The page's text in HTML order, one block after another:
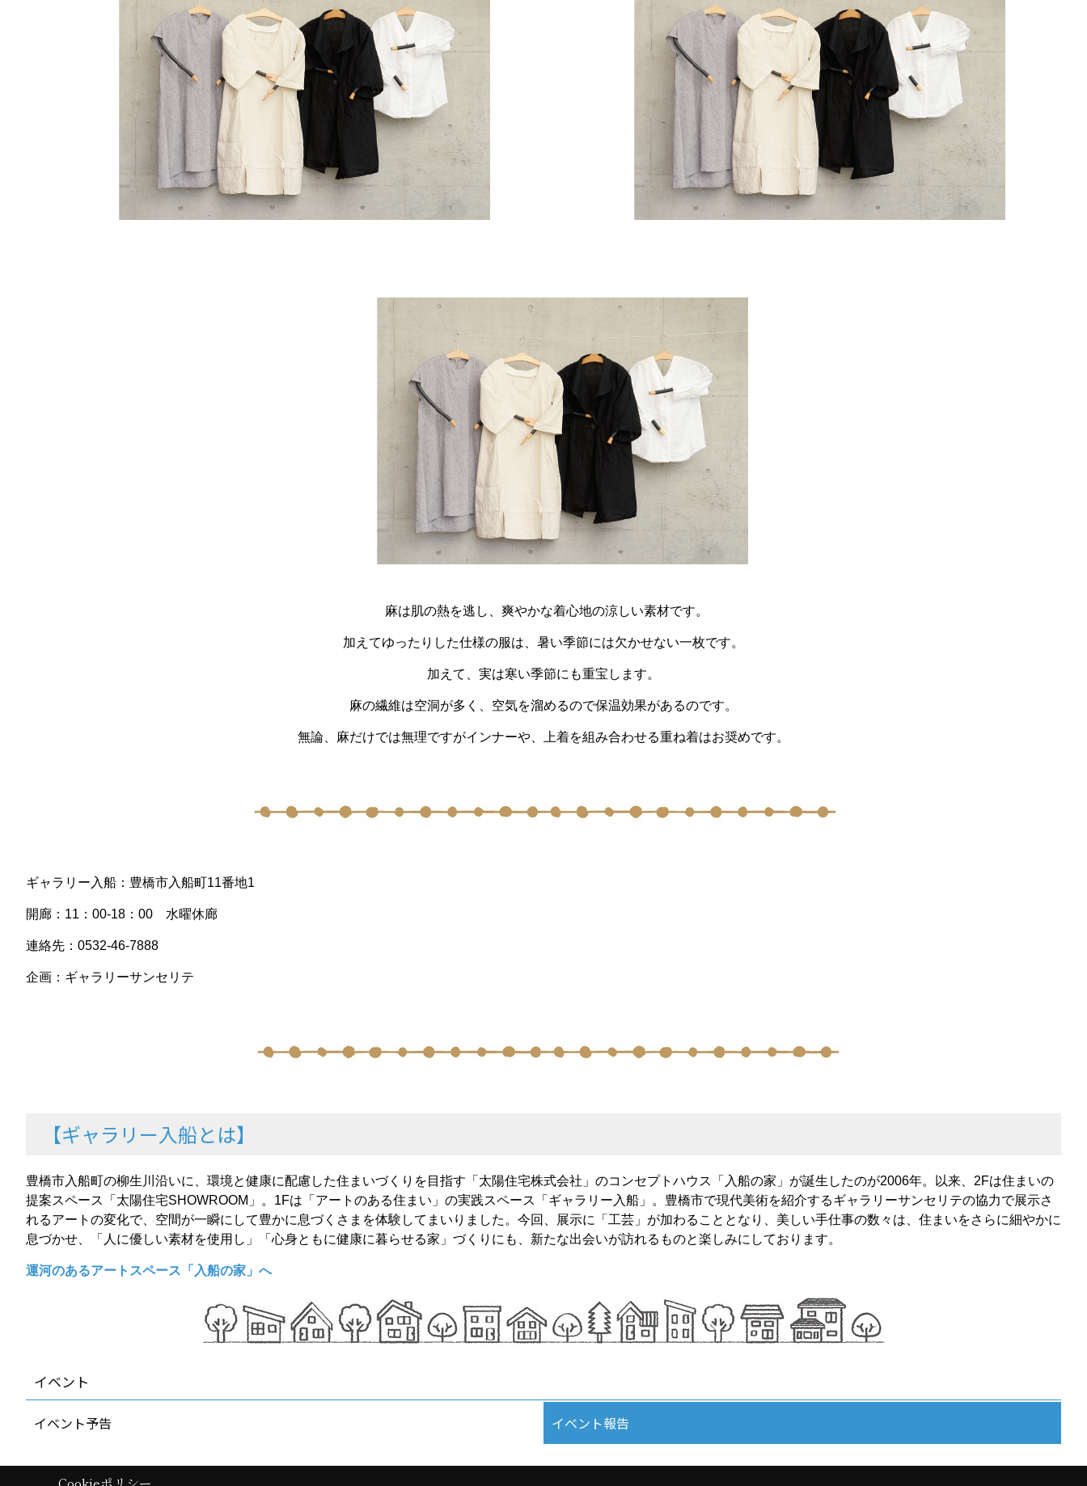
麻は肌の熱を逃し、爽やかな着心地の涼しい素材です。
加えてゆったりした仕様の服は、暑い季節には欠かせない一枚です。
加えて、実は寒い季節にも重宝します。
麻の繊維は空洞が多く、空気を溜めるので保温効果があるのです。
無論、麻だけでは無理ですがインナーや、上着を組み合わせる重ね着はお奨めです。
ギャラリー入船：豊橋市入船町11番地1
開廊：11：00-18：00 水曜休廊
連絡先：0532-46-7888
企画：ギャラリーサンセリテ
【ギャラリー入船とは】
豊橋市入船町の柳生川沿いに、環境と健康に配慮した住まいづくりを目指す「太陽住宅株式会社」のコンセプトハウス「入船の家」が誕生したのが2006年。以来、2Fは住まいの
提案スペース「太陽住宅SHOWROOM」。1Fは「アートのある住まい」の実践スペース「ギャラリー入船」。豊橋市で現代美術を紹介するギャラリーサンセリテの協力で展示さ
れるアートの変化で、空間が一瞬にして豊かに息づくさまを体験してまいりました。今回、展示に「工芸」が加わることとなり、美しい手仕事の数々は、住まいをさらに細やかに
息づかせ、「人に優しい素材を使用し」「心身ともに健康に暮らせる家」づくりにも、新たな出会いが訪れるものと楽しみにしております。
運河のあるアートスペース「入船の家」へ
イベント
イベント予告 イベント報告